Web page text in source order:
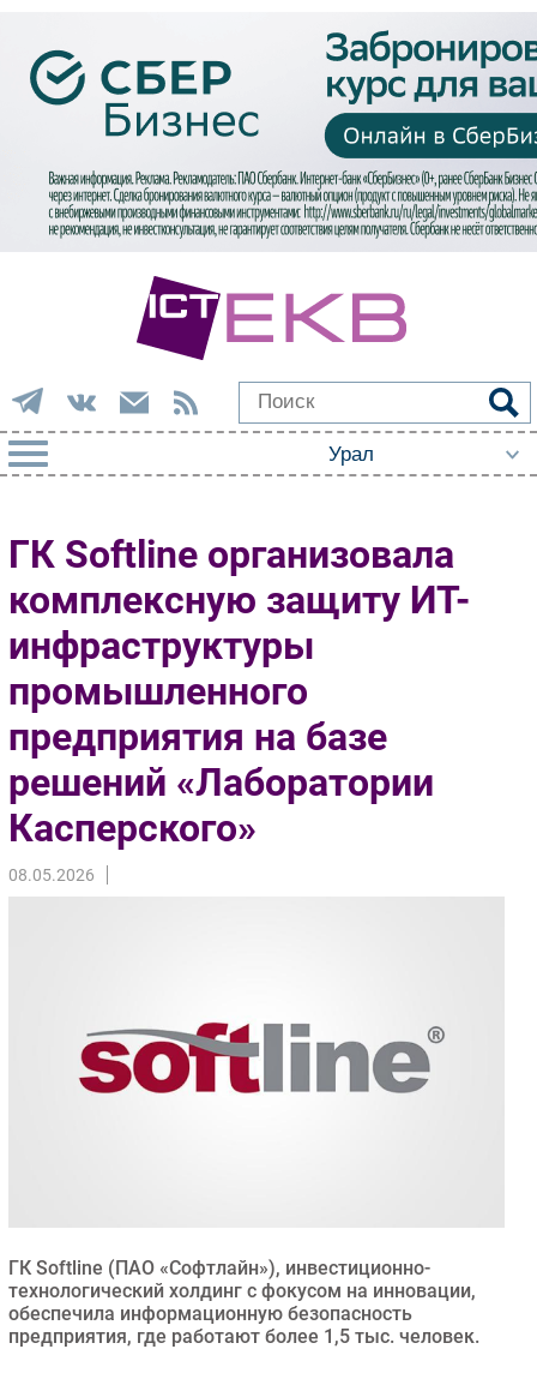
Импорто­замещение
Автоматизация Промышленности
Интернет
Мобильная связь
Фиксированная связь
Интеграция
Рынок ПК
Торговые сети
Оборудование
Финансы
Web
РАЗДЕЛЫ
ГК Softline организовала
комплексную защиту ИТ-
инфраструктуры
промышленного
предприятия на базе
решений «Лаборатории
Касперского»
08.05.2026
ГК Softline (ПАО «Софтлайн»), инвестиционно-
технологический холдинг с фокусом на инновации,
обеспечила информационную безопасность
предприятия, где работают более 1,5 тыс. человек.